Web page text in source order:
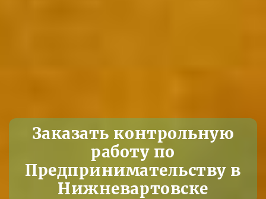
Заказать контрольную
работу по
Предпринимательству в
Нижневартовске